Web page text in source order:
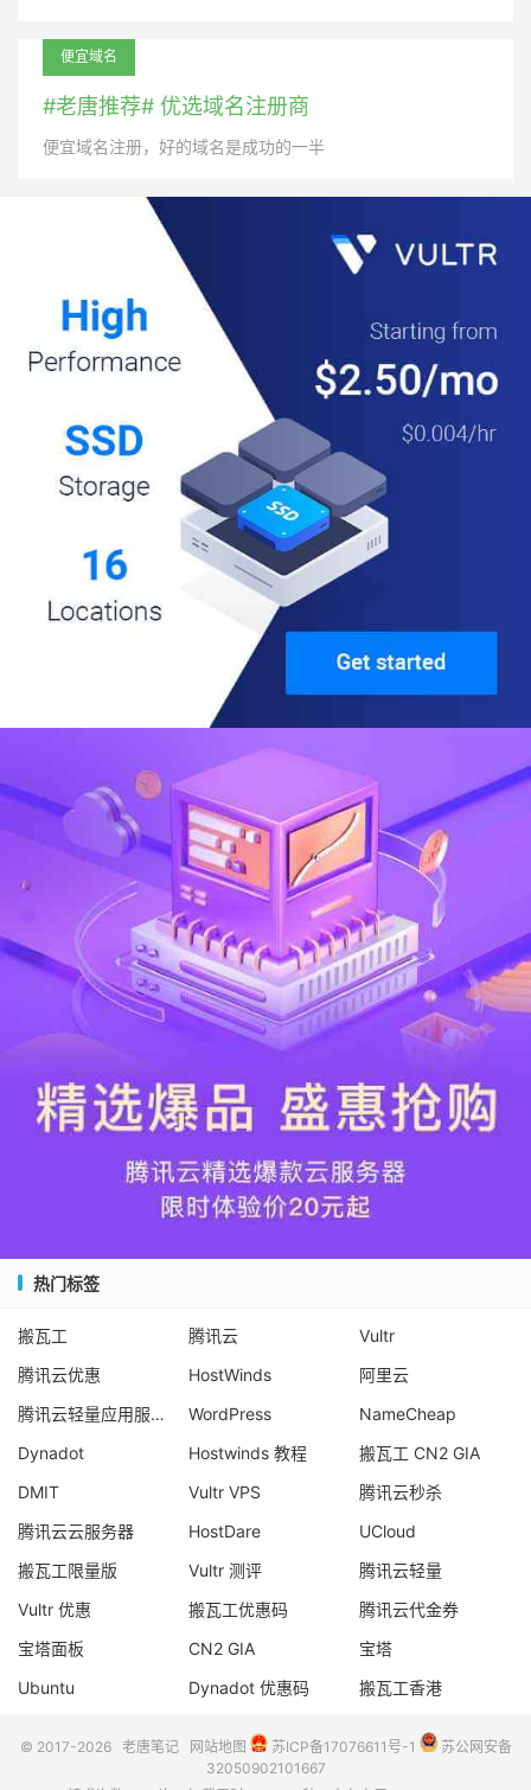
便宜域名
#老唐推荐# 优选域名注册商
便宜域名注册，好的域名是成功的一半
热门标签
搬瓦工 腾讯云
Vultr
腾讯云优惠
HostWinds
阿里云
腾讯云轻量应用服务器
WordPress
NameCheap
Dynadot
Hostwinds 教程
搬瓦工 CN2 GIA
DMIT
Vultr VPS
腾讯云秒杀
腾讯云云服务器
HostDare
UCloud
搬瓦工限量版
Vultr 测评
腾讯云轻量
Vultr 优惠
搬瓦工优惠码
腾讯云代金券
宝塔面板
CN2 GIA
宝塔
Ubuntu
Dynadot 优惠码 搬瓦工香港
© 2017-2026 老唐笔记 网站地图 苏ICP备17076611号-1
苏公网安备
32050902101667